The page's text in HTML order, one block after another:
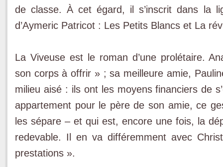
de classe. À cet égard, il s’inscrit dans la
d’Aymeric Patricot : Les Petits Blancs et La
La Viveuse est le roman d’une prolétaire.
son corps à offrir » ; sa meilleure amie,
milieu aisé : ils ont les moyens financiers de
appartement pour le père de son amie, ce
les sépare – et qui est, encore une fois, la
redevable. Il en va différemment avec
prestations ».